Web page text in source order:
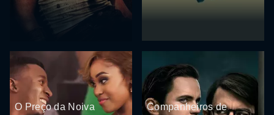
O Preço da Noiva
Companheiros de